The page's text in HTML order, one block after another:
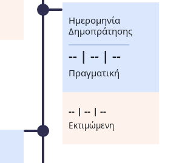
Ημερομηνία
Δημοπράτησης
-- | -- | --
Πραγματική
-- | -- | --
Eκτιμώμενη